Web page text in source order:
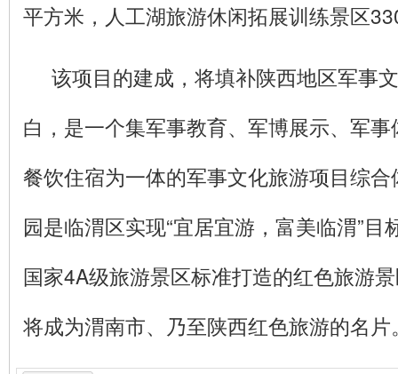
平方米，人工湖旅游休闲拓展训练景区
该项目的建成，将填补陕西地区军事
白，是一个集军事教育、军博展示、军
餐饮住宿为一体的军事文化旅游项目综
园是临渭区实现“宜居宜游，富美临渭”目
国家4A级旅游景区标准打造的红色旅游
将成为渭南市、乃至陕西红色旅游的名片